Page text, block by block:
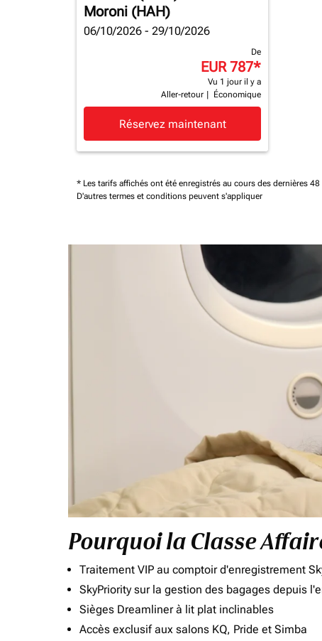
Moroni (HAH)
06/10/2026 - 29/10/2026
De
EUR 787*
Vu 1 jour il y a
Aller-retour
Économique
Réservez maintenant
* Les tarifs affichés ont été enregistrés au cours des dernières
D'autres termes et conditions peuvent s'appliquer
Pourquoi la Classe
Traitement VIP au comptoir d'enregistrement
SkyPriority sur la gestion des bagages depuis
Sièges Dreamliner à lit plat inclinables
Accès exclusif aux salons KQ, Pride et Simba